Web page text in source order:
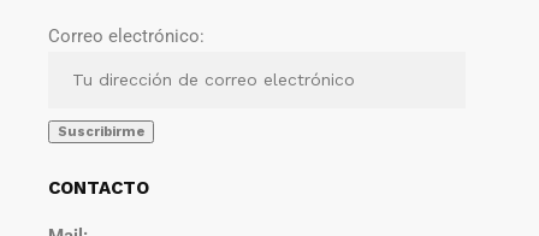
Correo electrónico:
CONTACTO